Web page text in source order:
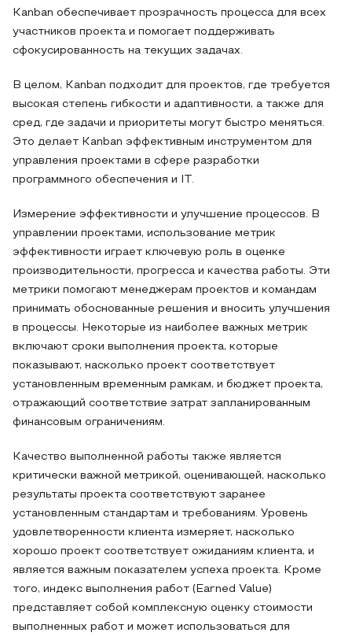
Kanban обеспечивает прозрачность процесса для всех
участников проекта и помогает поддерживать
сфокусированность на текущих задачах.
В целом, Kanban подходит для проектов, где требуется
высокая степень гибкости и адаптивности, а также для
сред, где задачи и приоритеты могут быстро меняться.
Это делает Kanban эффективным инструментом для
управления проектами в сфере разработки
программного обеспечения и IT.
Измерение эффективности и улучшение процессов. В
управлении проектами, использование метрик
эффективности играет ключевую роль в оценке
производительности, прогресса и качества работы. Эти
метрики помогают менеджерам проектов и командам
принимать обоснованные решения и вносить улучшения
в процессы. Некоторые из наиболее важных метрик
включают сроки выполнения проекта, которые
показывают, насколько проект соответствует
установленным временным рамкам, и бюджет проекта,
отражающий соответствие затрат запланированным
финансовым ограничениям.
Качество выполненной работы также является
критически важной метрикой, оценивающей, насколько
результаты проекта соответствуют заранее
установленным стандартам и требованиям. Уровень
удовлетворенности клиента измеряет, насколько
хорошо проект соответствует ожиданиям клиента, и
является важным показателем успеха проекта. Кроме
того, индекс выполнения работ (Earned Value)
представляет собой комплексную оценку стоимости
выполненных работ и может использоваться для